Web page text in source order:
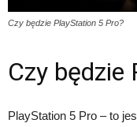
Czy będzie PlayStation 5 Pro?
Czy będzie
PlayStation 5 Pro – to